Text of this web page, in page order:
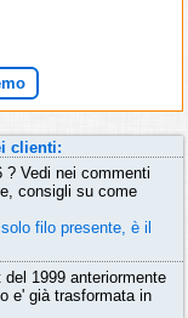
clienti:
? Vedi nei commenti
consigli su come
filo presente, è il
1999 anteriormente
e' già trasformata in